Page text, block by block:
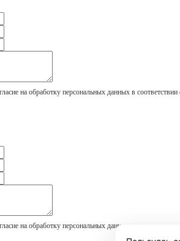
на обработку персональных данных в соответствии
на обработку персональных данных в соответствии с